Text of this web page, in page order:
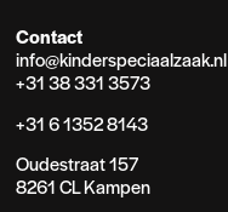
Contact
info@kinderspeciaalzaak.nl
+31 38 331 3573
+31 6 1352 8143
Oudestraat 157
8261 CL Kampen